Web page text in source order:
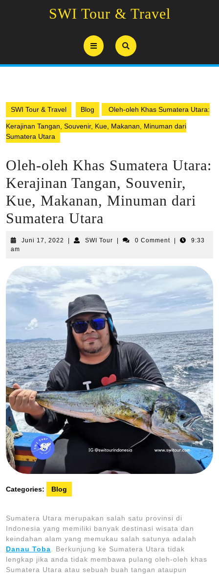
SWI Tour & Travel
Open
Button
SWI Tour & Travel Blog Oleh-oleh Khas Sumatera Utara:
Kerajinan Tangan, Souvenir, Kue, Makanan, Minuman dari
Sumatera Utara
Oleh-oleh Khas Sumatera Utara:
Kerajinan Tangan, Souvenir,
Kue, Makanan, Minuman dari
Sumatera Utara
Juni 17, 2022 Juni
SWI Tour SWI
0 Comment
9:33
am
Categories: Blog
Sumatera Utara merupakan salah satu provinsi di
Indonesia yang memiliki banyak destinasi wisata dan
keindahan alam yang memukau salah satunya adalah
Danau Toba . Berkunjung ke Sumatera Utara tidak
lengkap jika anda tidak membawa pulang oleh-oleh khas
Sumatera Utara atau sebuah buah tangan ataupun